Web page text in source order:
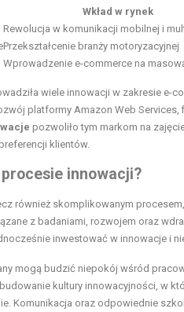
Wkład w rynek
Rewolucja w komunikacji mobilnej i
Przekształcenie branży motoryzacyjnej
Wprowadzenie e-commerce na
wiele innowacji w zakresie e-
platformy Amazon Web
pozwoliło tym markom na
klientów.
innowacji?
również skomplikowanym
z badaniami, rozwojem oraz
inwestować w innowacje i
mogą budzić niepokój wśród
kultury innowacyjności, w
Komunikacja oraz odpowiednie